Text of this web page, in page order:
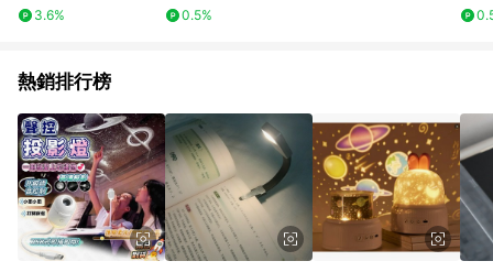
A093.6%
430111
0.5%
熱銷排行榜